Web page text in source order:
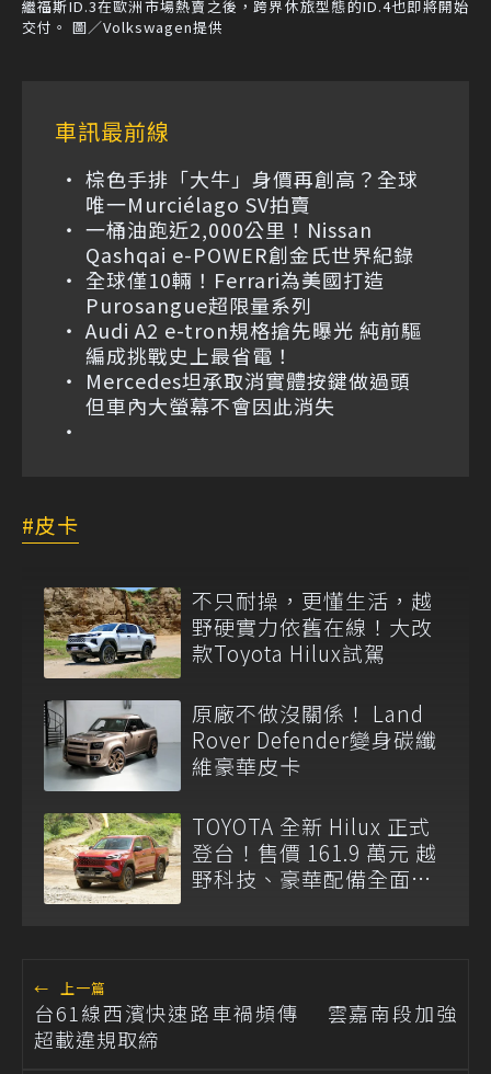
繼福斯ID.3在歐洲市場熱賣之後，跨界休旅型態的ID.4也即將開始
交付。 圖／Volkswagen提供
車訊最前線
棕色手排「大牛」身價再創高？全球
唯一Murciélago SV拍賣
一桶油跑近2,000公里！Nissan
Qashqai e-POWER創金氏世界紀錄
全球僅10輛！Ferrari為美國打造
Purosangue超限量系列
Audi A2 e-tron規格搶先曝光 純前驅
編成挑戰史上最省電！
Mercedes坦承取消實體按鍵做過頭
但車內大螢幕不會因此消失
皮卡
不只耐操，更懂生活，越
野硬實力依舊在線！大改
款Toyota Hilux試駕
原廠不做沒關係！ Land
Rover Defender變身碳纖
維豪華皮卡
TOYOTA 全新 Hilux 正式
登台！售價 161.9 萬元 越
野科技、豪華配備全面升
← 上一篇
台61線西濱快速路車禍頻傳 雲嘉南段加強
超載違規取締